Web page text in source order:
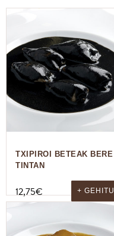
TXIPIROI BETEAK BERE
TINTAN
12,75€ + GEHITU